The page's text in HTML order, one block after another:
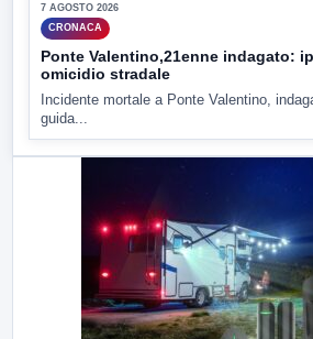
7 AGOSTO 2026
CRONACA
Ponte Valentino,21enne indagato:
omicidio stradale
Incidente mortale a Ponte Valentino,
guida...